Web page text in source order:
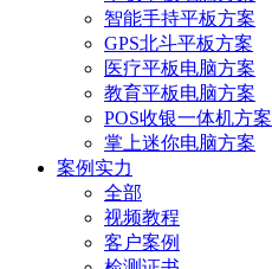
智能手持平板方案
GPS北斗平板方案
医疗平板电脑方案
教育平板电脑方案
POS收银一体机方案
掌上迷你电脑方案
案例实力
全部
视频教程
客户案例